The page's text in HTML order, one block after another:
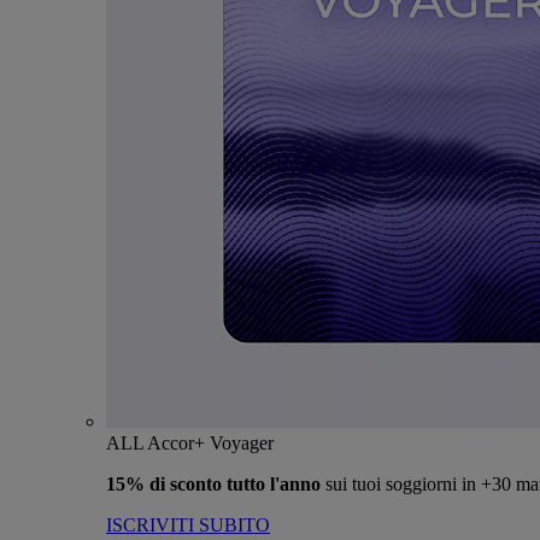
ALL Accor+ Voyager
15% di sconto tutto l'anno sui tuoi soggiorni in +30
ISCRIVITI SUBITO